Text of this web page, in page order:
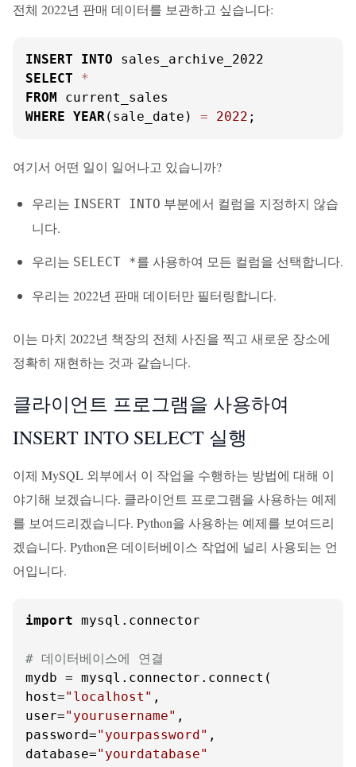
전체 2022년 판매 데이터를 보관하고 싶습니다:
INSERT INTO
SELECT
*
FROM
WHERE YEAR(sale_date) = 2022 ;
여기서 어떤 일이 일어나고 있습니까?
우리는 INSERT INTO 부분에서 컬럼을 지정하지 않습
니다.
우리는 SELECT *를 사용하여 모든 컬럼을 선택합니다.
우리는 2022년 판매 데이터만 필터링합니다.
이는 마치 2022년 책장의 전체 사진을 찍고 새로운 장소에
정확히 재현하는 것과 같습니다.
클라이언트 프로그램을 사용하여
INSERT INTO SELECT 실행
이제 MySQL 외부에서 이 작업을 수행하는 방법에 대해 이
야기해 보겠습니다. 클라이언트 프로그램을 사용하는 예제
를 보여드리겠습니다. Python을 사용하는 예제를 보여드리
겠습니다. Python은 데이터베이스 작업에 널리 사용되는 언
어입니다.
import mysql.connector
# 데이터베이스에 연결
mydb = mysql.connector.connect(
host="localhost" ,
user="yourusername" ,
password="yourpassword" ,
database="yourdatabase"